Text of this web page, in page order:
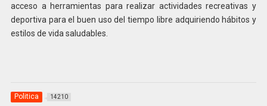
acceso a herramientas para realizar actividades recreativas y
deportiva para el buen uso del tiempo libre adquiriendo hábitos y
estilos de vida saludables.
Politica 14210